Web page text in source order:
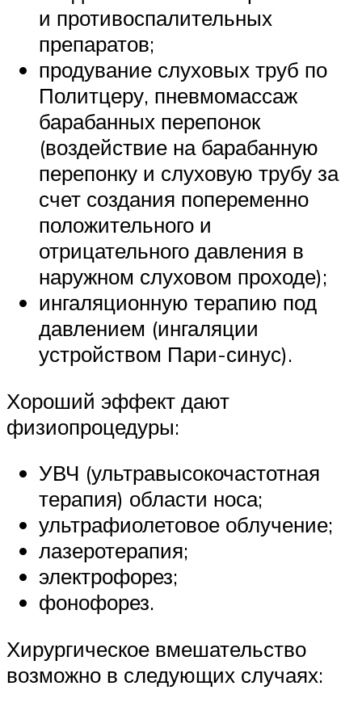
и противоспалительных
препаратов;
продувание слуховых труб по
Политцеру, пневмомассаж
барабанных перепонок
(воздействие на барабанную
перепонку и слуховую трубу за
счет создания попеременно
положительного и
отрицательного давления в
наружном слуховом проходе);
ингаляционную терапию под
давлением (ингаляции
устройством Пари-синус).
Хороший эффект дают
физиопроцедуры:
УВЧ (ультравысокочастотная
терапия) области носа;
ультрафиолетовое облучение;
лазеротерапия;
электрофорез;
фонофорез.
Хирургическое вмешательство
возможно в следующих случаях: